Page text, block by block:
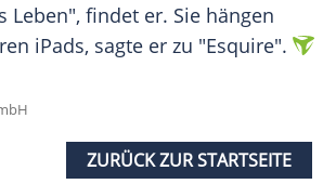
Leben", findet er. Sie hängen
iPads, sagte er zu "Esquire".
ZURÜCK ZUR STARTSEITE